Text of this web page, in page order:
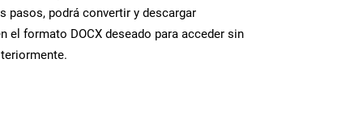
pasos, podrá convertir y descargar
el formato DOCX deseado para acceder sin